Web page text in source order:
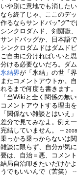
いや別に意地でも消した
なら終了じゃ、ここのデ
作るならサンドバッ"グ"
シンクロダムド、剣闘獣
サンドバッグか、日本語
シンクロダムドはダムド
ご自由に分ければいいと
分ける必要ないだろ。ダ
氷結界が「氷結」の世「
またコメントアウトか。
れるまで何度も書きます
「当Wikiと全く関係の無
コメントアウトする理由
「関係ない雑談とはいえ
差分で見てみなよ。例え
完結していません。 --
乗っかる乗っからないは
雑談に限らず、自分が気
要は、自治＝悪、コメン
結局自治叩きたいだけか
うでもいいんで（苦笑）